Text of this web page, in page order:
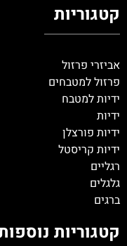
קטגוריות
אביזרי פרזול
פרזול למטבחים
ידיות למטבח
ידיות
ידיות פורצלן
ידיות קריסטל
רגליים
גלגלים
ברגים
קטגוריות נוספות